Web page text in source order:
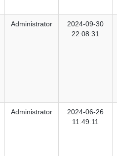
Administrator
2024-09-30
22:08:31
Administrator
2024-06-26
11:49:11